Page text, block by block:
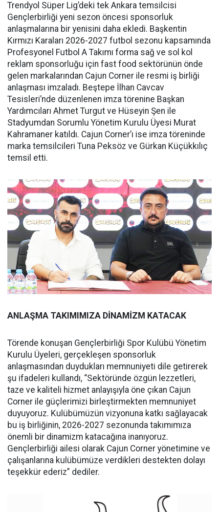
Trendyol Süper Lig’deki tek Ankara temsilcisi
Gençlerbirliği yeni sezon öncesi sponsorluk
anlaşmalarına bir yenisini daha ekledi. Başkentin
Kırmızı Karaları 2026-2027 futbol sezonu kapsamında
Profesyonel Futbol A Takımı forma sağ ve sol kol
reklam sponsorluğu için fast food sektörünün önde
gelen markalarından Cajun Corner ile resmi iş birliği
anlaşması imzaladı. Beştepe İlhan Cavcav
Tesisleri’nde düzenlenen imza törenine Başkan
Yardımcıları Ahmet Turgut ve Hüseyin Şen ile
Stadyumdan Sorumlu Yönetim Kurulu Üyesi Murat
Kahramaner katıldı. Cajun Corner’ı ise imza töreninde
marka temsilcileri Tuna Peksöz ve Gürkan Küçükkılıç
temsil etti.
ANLAŞMA TAKIMIMIZA DİNAMİZM KATACAK
Törende konuşan Gençlerbirliği Spor Kulübü Yönetim
Kurulu Üyeleri, gerçekleşen sponsorluk
anlaşmasından duydukları memnuniyeti dile getirerek
şu ifadeleri kullandı, “Sektöründe özgün lezzetleri,
taze ve kaliteli hizmet anlayışıyla öne çıkan Cajun
Corner ile güçlerimizi birleştirmekten memnuniyet
duyuyoruz. Kulübümüzün vizyonuna katkı sağlayacak
bu iş birliğinin, 2026-2027 sezonunda takımımıza
önemli bir dinamizm katacağına inanıyoruz.
Gençlerbirliği ailesi olarak Cajun Corner yönetimine ve
çalışanlarına kulübümüze verdikleri destekten dolayı
teşekkür ederiz” dediler.